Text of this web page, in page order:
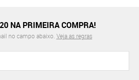
NA PRIMEIRA COMPRA!
no campo abaixo. Veja as regras